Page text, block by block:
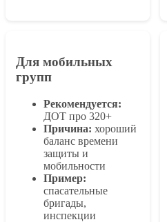
Для мобильных
групп
Рекомендуется:
ДОТ про 320+
Причина: хороший
баланс времени
защиты и
мобильности
Пример:
спасательные
бригады,
инспекции